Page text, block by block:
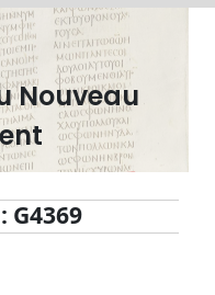
Nouveau
G4369